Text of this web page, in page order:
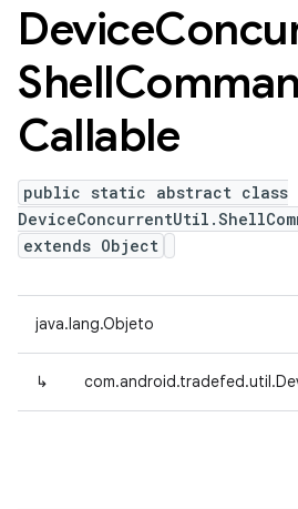
Device
Shell
Callable
public static abstract class
extends Object
java.lang.Objeto
↳